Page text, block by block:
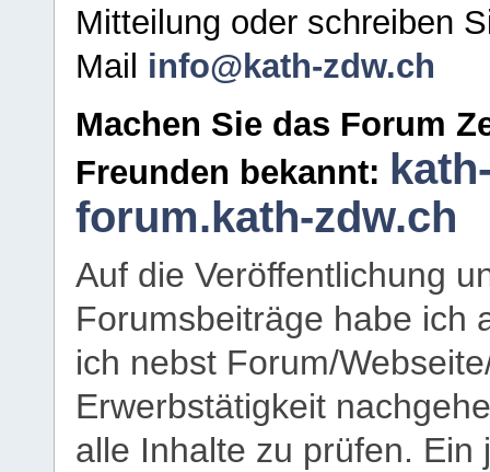
Mitteilung oder schreiben
Mail info@kath-zdw.ch
Machen Sie das Forum
Freunden bekannt:
forum.kath-zdw.ch
Auf die Veröffentlichung
Forumsbeiträge habe ich
ich nebst Forum/
Erwerbstätigkeit
alle Inhalte zu prüfen.